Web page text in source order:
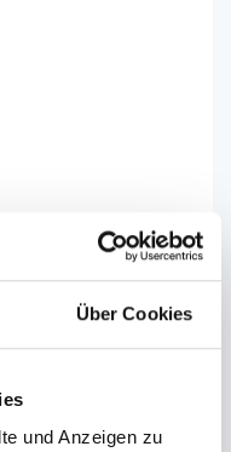
Über Cookies
und Anzeigen zu